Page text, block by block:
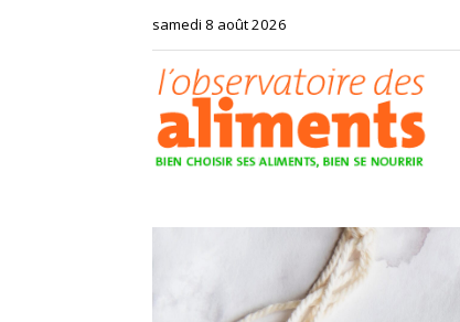
samedi 8 août 2026
des